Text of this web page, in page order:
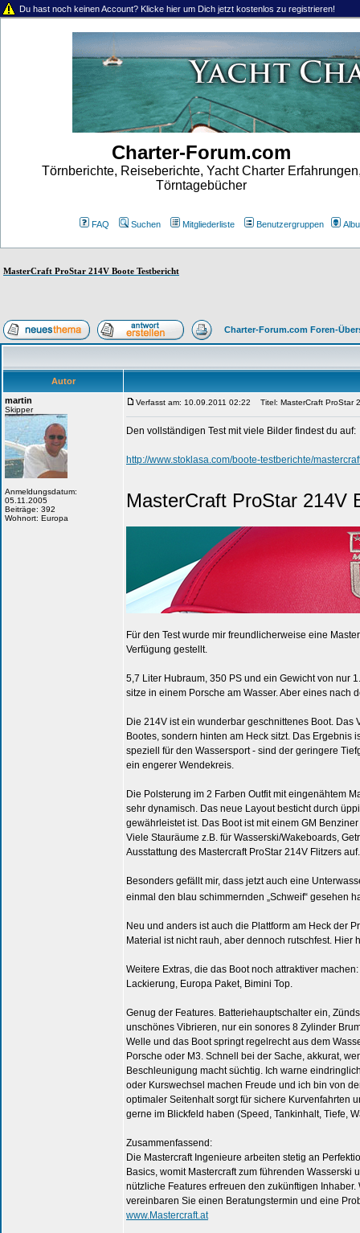
Du hast noch keinen Account? Klicke hier um Dich jetzt kostenlos zu registrieren!
Charter-Forum.com
Törnberichte, Reiseberichte, Yacht Charter
Törntagebücher
FAQ Suchen Mitgliederliste Benutzergruppen
MasterCraft ProStar 214V Boote Testbericht
Charter-Forum.com Foren-
Autor
martin
Skipper
Anmeldungsdatum:
05.11.2005
Beiträge: 392
Wohnort: Europa
Verfasst am: 10.09.2011 02:22 Titel: MasterCraft ProStar
Den vollständigen Test mit viele Bilder findest du auf:
http://www.stoklasa.com/boote-testberichte/
MasterCraft ProStar 214V
Für den Test wurde mir freundlicherweise eine
Verfügung gestellt.
5,7 Liter Hubraum, 350 PS und ein Gewicht von nur
sitze in einem Porsche am Wasser. Aber eines nach
Die 214V ist ein wunderbar geschnittenes Boot.
Bootes, sondern hinten am Heck sitzt. Das
speziell für den Wassersport - sind der geringere
ein engerer Wendekreis.
Die Polsterung im 2 Farben Outfit mit eingenähtem
sehr dynamisch. Das neue Layout besticht durch
gewährleistet ist. Das Boot ist mit einem GM
Viele Stauräume z.B. für Wasserski/Wakeboards,
Ausstattung des Mastercraft ProStar 214V Flitzers auf.
Besonders gefällt mir, dass jetzt auch eine
einmal den blau schimmernden „Schweif“ gesehen
Neu und anders ist auch die Plattform am Heck der
Material ist nicht rauh, aber dennoch rutschfest. Hier
Weitere Extras, die das Boot noch attraktiver
Lackierung, Europa Paket, Bimini Top.
Genug der Features. Batteriehauptschalter ein,
unschönes Vibrieren, nur ein sonores 8 Zylinder
Welle und das Boot springt regelrecht aus dem
Porsche oder M3. Schnell bei der Sache, akkurat,
Beschleunigung macht süchtig. Ich warne
oder Kurswechsel machen Freude und ich bin von
optimaler Seitenhalt sorgt für sichere Kurvenfahrten
gerne im Blickfeld haben (Speed, Tankinhalt, Tiefe,
Zusammenfassend:
Die Mastercraft Ingenieure arbeiten stetig an
Basics, womit Mastercraft zum führenden
nützliche Features erfreuen den zukünftigen
vereinbaren Sie einen Beratungstermin und eine
www.Mastercraft.at